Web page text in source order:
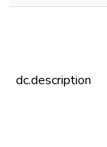
dc.description